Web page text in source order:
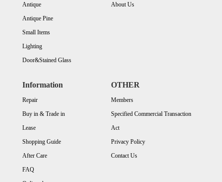
Antique
Antique Pine
Small Items
Lighting
Door&Stained Glass
About Us
Information
Repair
Buy in & Trade in
Lease
Shopping Guide
After Care
FAQ
OTHER
Members
Specified Commercial Transaction
Act
Privacy Policy
Contact Us